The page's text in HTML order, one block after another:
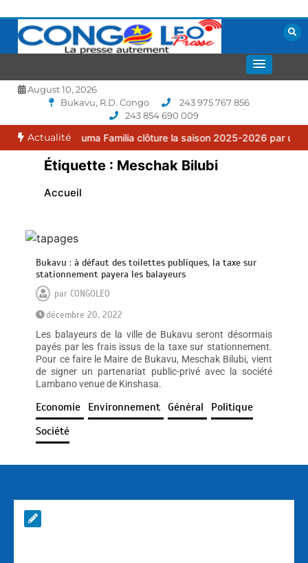
contenu
CONGOLEO
August 10, 2026
Bukavu, R.D. Congo
243 975 767 856
243 854 690 009
Actualité
: le FC Puma Familia clôture la saison 2025-2026 par une
Étiquette : Meschak Bilubi
Accueil
Bukavu : à défaut des toilettes publiques, la taxe sur
stationnement payera les balayeurs
parCONGOLEO
décembre 20, 2022
Les balayeurs de la ville de Bukavu seront désormais
payés par les frais issus de la taxe sur stationnement.
Pour ce faire le Maire de Bukavu, Meschak Bilubi, vient
de signer un partenariat public-privé avec la société
Lambano venue de Kinshasa.
Economie Environnement Général
Politique
Société